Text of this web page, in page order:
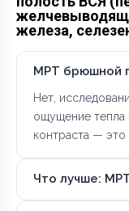
железа,
МРТ брюшной
Нет,
ощущение тепла
контраста — это
Что лучше: